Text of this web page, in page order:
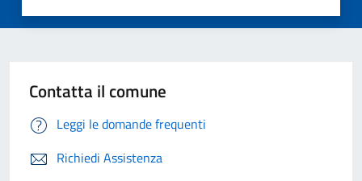
Contatta il comune
Leggi le domande frequenti
Richiedi Assistenza